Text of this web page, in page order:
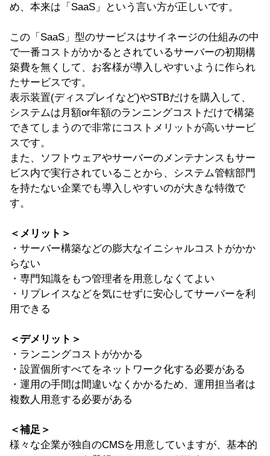
め、本来は「SaaS」という言い方が正しいです。
この「SaaS」型のサービスはサイネージの仕組みの中
で一番コストがかかるとされているサーバーの初期構
築費を無くして、お客様が導入しやすいように作られ
たサービスです。
表示装置(ディスプレイなど)やSTBだけを購入して、
システムは月額or年額のランニングコストだけで構築
できてしまうので非常にコストメリットが高いサービ
スです。
また、ソフトウェアやサーバーのメンテナンスもサー
ビス内で実行されていることから、システム管轄部門
を持たない企業でも導入しやすいのが大きな特徴で
す。
＜メリット＞
・サーバー構築などの膨大なイニシャルコストがかか
らない
・専門知識をもつ管理者を用意しなくてよい
・リプレイスなどを気にせずに安心してサーバーを利
用できる
＜デメリット＞
・ランニングコストがかかる
・設置個所すべてをネットワーク化する必要がある
・運用の手間は間違いなくかかるため、運用担当者は
複数人用意する必要がある
＜補足＞
様々な企業が独自のCMSを用意していますが、基本的